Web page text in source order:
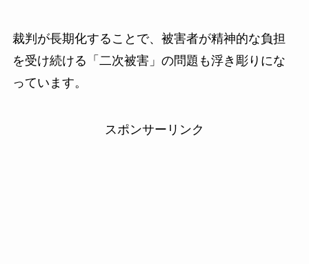
裁判が長期化することで、被害者が精神的な負担
を受け続ける「二次被害」の問題も浮き彫りにな
っています。
スポンサーリンク